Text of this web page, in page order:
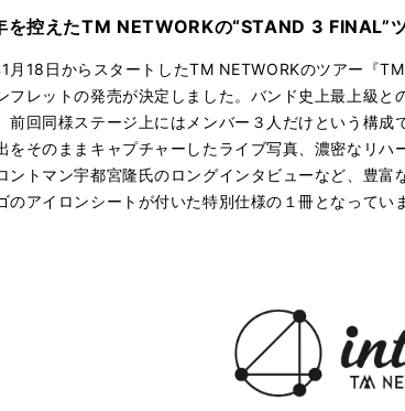
控えたTM NETWORKの“STAND 3 FINAL”
月18日からスタートしたTM NETWORKのツアー『
フレットの発売が決定しました。バンド史上最上級
前回同様ステージ上にはメンバー３人だけという構
をそのままキャプチャーしたライブ写真、濃密なリ
ントマン宇都宮隆氏のロングインタビューなど、豊
のアイロンシートが付いた特別仕様の１冊となってい